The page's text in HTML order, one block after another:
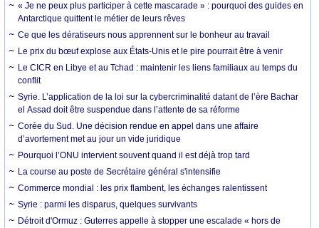
« Je ne peux plus participer à cette mascarade » : pourquoi des guides en
Antarctique quittent le métier de leurs rêves
Ce que les dératiseurs nous apprennent sur le bonheur au travail
Le prix du bœuf explose aux États-Unis et le pire pourrait être à venir
Le CICR en Libye et au Tchad : maintenir les liens familiaux au temps du
conflit
Syrie. L’application de la loi sur la cybercriminalité datant de l’ère Bachar
el Assad doit être suspendue dans l’attente de sa réforme
Corée du Sud. Une décision rendue en appel dans une affaire
d’avortement met au jour un vide juridique
Pourquoi l’ONU intervient souvent quand il est déjà trop tard
La course au poste de Secrétaire général s'intensifie
Commerce mondial : les prix flambent, les échanges ralentissent
Syrie : parmi les disparus, quelques survivants
Détroit d'Ormuz : Guterres appelle à stopper une escalade « hors de